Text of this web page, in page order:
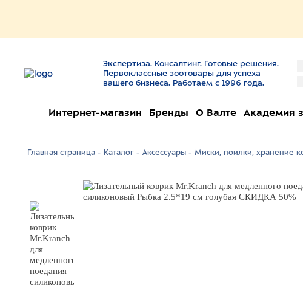
Экспертиза. Консалтинг. Готовые решения.
Первоклассные зоотовары для успеха
вашего бизнеса. Работаем с 1996 года.
Интернет-магазин Бренды О Валте Академия
Главная страница - Каталог - Аксессуары - Миски, поилки, хранение